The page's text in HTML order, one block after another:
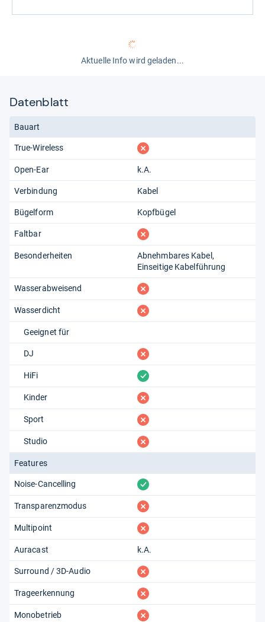
Aktuelle Info wird geladen...
Datenblatt
Bauart
True-Wireless fehlt
Open-Ear k.A.
Verbindung Kabel
Bügelform Kopfbügel
Faltbar fehlt
Besonderheiten
Abnehmbares Kabel
Einseitige Kabelführung
Wasserabweisend fehlt
Wasserdicht fehlt
Geeignet für
DJ fehlt
HiFi vorhanden
Kinder fehlt
Sport fehlt
Studio fehlt
Features
Noise-Cancelling vorhanden
Transparenzmodus fehlt
Multipoint fehlt
Auracast k.A.
Surround / 3D-Audio fehlt
Trageerkennung fehlt
Monobetrieb fehlt